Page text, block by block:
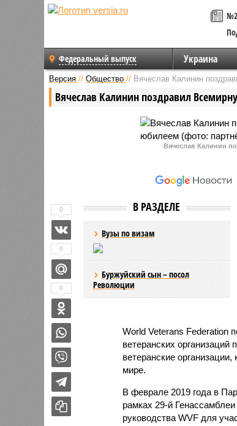
Федеральный выпуск Украина
Версия // Общество // Вячеслав Калинин
Вячеслав Калинин поздравил
Вячеслав Калинин
В РАЗДЕЛЕ
Вузы по визам
Буржуйский сын – посол
Революции
World Veterans Federation
ветеранских
ветеранские
мире.
В феврале 2019 года в
рамках 29-й
руководства WVF для
0
0
0